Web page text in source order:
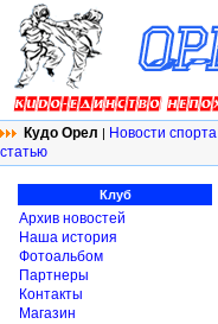
Кудо Орел | Новости спорта
статью
Клуб
Архив новостей
Наша история
Фотоальбом
Партнеры
Контакты
Магазин